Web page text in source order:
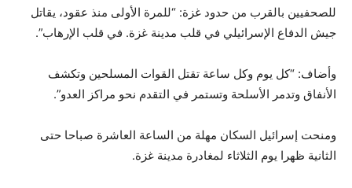
للصحفيين بالقرب من حدود غزة: “للمرة الأولى منذ عقود، يقاتل
جيش الدفاع الإسرائيلي في قلب مدينة غزة. في قلب الإرهاب”.
وأضاف: “كل يوم وكل ساعة تقتل القوات المسلحين وتكشف
الأنفاق وتدمر الأسلحة وتستمر في التقدم نحو مراكز العدو”.
ومنحت إسرائيل السكان مهلة من الساعة العاشرة صباحا حتى
الثانية ظهرا يوم الثلاثاء لمغادرة مدينة غزة.